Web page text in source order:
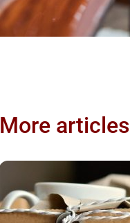
More articles